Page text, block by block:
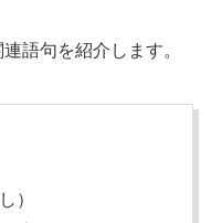
語句を紹介します。
）